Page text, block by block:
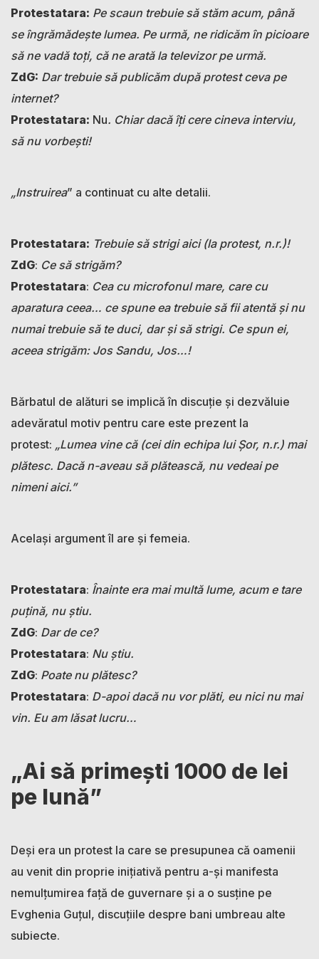
Protestatara: Pe scaun trebuie să stăm acum, până
se îngrămădește lumea. Pe urmă, ne ridicăm în picioare
să ne vadă toți, că ne arată la televizor pe urmă.
ZdG: Dar trebuie să publicăm după protest ceva pe
internet?
Protestatara: Nu. Chiar dacă îți cere cineva interviu,
să nu vorbești!
„Instruirea” a continuat cu alte detalii.
Protestatara: Trebuie să strigi aici (la protest, n.r.)!
ZdG: Ce să strigăm?
Protestatara: Cea cu microfonul mare, care cu
aparatura ceea… ce spune ea trebuie să fii atentă și nu
numai trebuie să te duci, dar și să strigi. Ce spun ei,
aceea strigăm: Jos Sandu, Jos…!
Bărbatul de alături se implică în discuție și dezvăluie
adevăratul motiv pentru care este prezent la
protest: „Lumea vine că (cei din echipa lui Șor, n.r.) mai
plătesc. Dacă n-aveau să plătească, nu vedeai pe
nimeni aici.”
Același argument îl are și femeia.
Protestatara: Înainte era mai multă lume, acum e tare
puțină, nu știu.
ZdG: Dar de ce?
Protestatara: Nu știu.
ZdG: Poate nu plătesc?
Protestatara: D-apoi dacă nu vor plăti, eu nici nu mai
vin. Eu am lăsat lucru…
„Ai să primești 1000 de lei
pe lună”
Deși era un protest la care se presupunea că oamenii
au venit din proprie inițiativă pentru a-și manifesta
nemulțumirea față de guvernare și a o susține pe
Evghenia Guțul, discuțiile despre bani umbreau alte
subiecte.